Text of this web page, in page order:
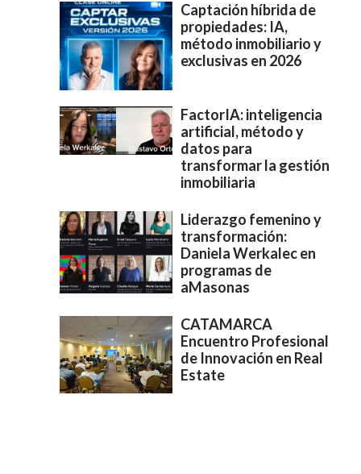
Captación híbrida de
propiedades: IA,
método inmobiliario y
exclusivas en 2026
FactorIA: inteligencia
artificial, método y
datos para
transformar la gestión
inmobiliaria
Liderazgo femenino y
transformación:
Daniela Werkalec en
programas de
aMasonas
CATAMARCA
Encuentro Profesional
de Innovación en Real
Estate